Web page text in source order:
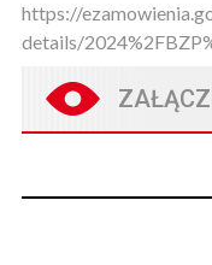
https://
details/
Kreator
treści
Dokument